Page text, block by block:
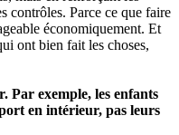
contrôles. Parce ce que faire
économiquement. Et
ont bien fait les choses,
Par exemple, les enfants
en intérieur, pas leurs